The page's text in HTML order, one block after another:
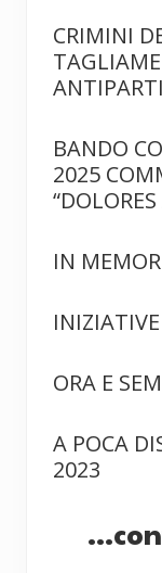
CRIMINI
BANDO
2025
IN
ORA E
A POCA
2023